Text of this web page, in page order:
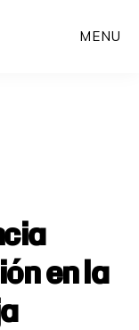
MENU
en la